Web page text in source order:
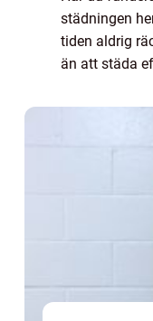
städningen
tiden aldrig
än att städa